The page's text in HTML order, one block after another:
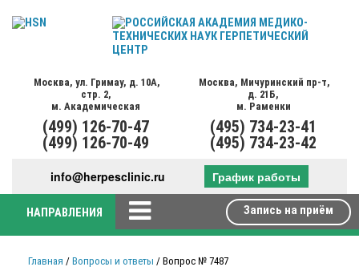
Москва, ул. Гримау, д. 10А,
стр. 2,
м. Академическая
(499) 126-70-47
(499) 126-70-49
Москва, Мичуринский пр-т,
д. 21Б,
м. Раменки
(495) 734-23-41
(495) 734-23-42
info@herpesclinic.ru График работы
НАПРАВЛЕНИЯ Запись на приём
Главная / Вопросы и ответы / Вопрос № 7487